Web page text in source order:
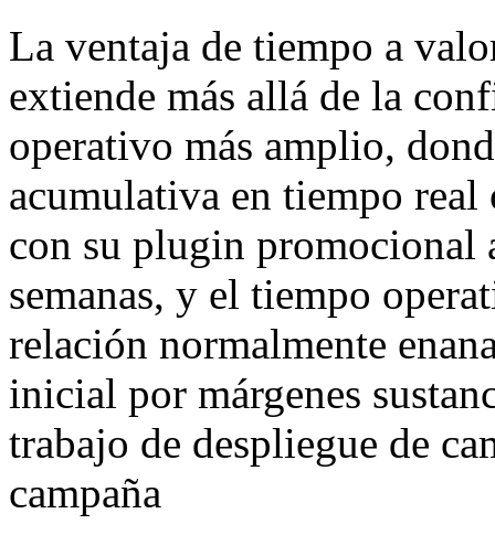
La ventaja de tiempo a
extiende más allá de la
operativo más amplio,
acumulativa en tiempo
con su plugin promocional
semanas, y el tiempo
relación normalmente
inicial por márgenes
trabajo de despliegue de
campaña